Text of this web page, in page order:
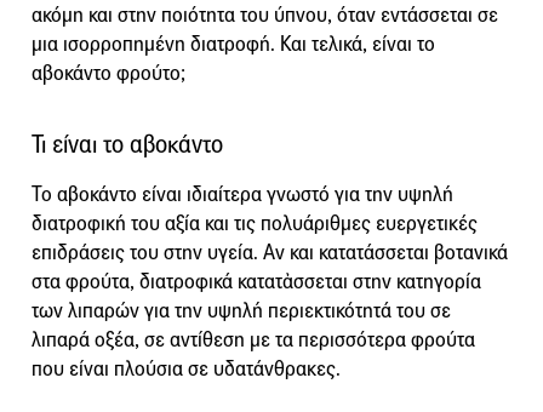
ακόμη και στην ποιότητα του ύπνου, όταν εντάσσεται σε
μια ισορροπημένη διατροφή. Και τελικά, είναι το
αβοκάντο φρούτο;
Τι είναι το αβοκάντο
Το αβοκάντο είναι ιδιαίτερα γνωστό για την υψηλή
διατροφική του αξία και τις πολυάριθμες ευεργετικές
επιδράσεις του στην υγεία. Αν και κατατάσσεται βοτανικά
στα φρούτα, διατροφικά κατατἀσσεται στην κατηγορία
των λιπαρών για την υψηλή περιεκτικότητά του σε
λιπαρά οξέα, σε αντίθεση με τα περισσότερα φρούτα
που είναι πλούσια σε υδατάνθρακες.